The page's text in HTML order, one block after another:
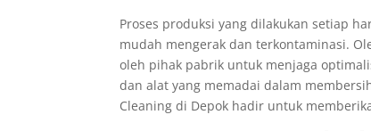
Proses produksi yang dilakukan setiap
mudah mengerak dan terkontaminasi.
oleh pihak pabrik untuk menjaga
dan alat yang memadai dalam
Cleaning di Depok hadir untuk